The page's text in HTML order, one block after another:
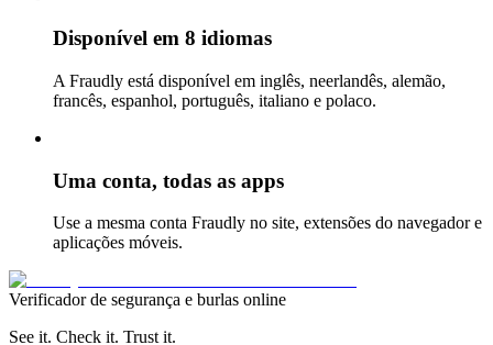
Disponível em 8 idiomas
A Fraudly está disponível em inglês, neerlandês, alemão,
francês, espanhol, português, italiano e polaco.
Uma conta, todas as apps
Use a mesma conta Fraudly no site, extensões do navegador e
aplicações móveis.
Verificador de segurança e burlas online
See it. Check it. Trust it.